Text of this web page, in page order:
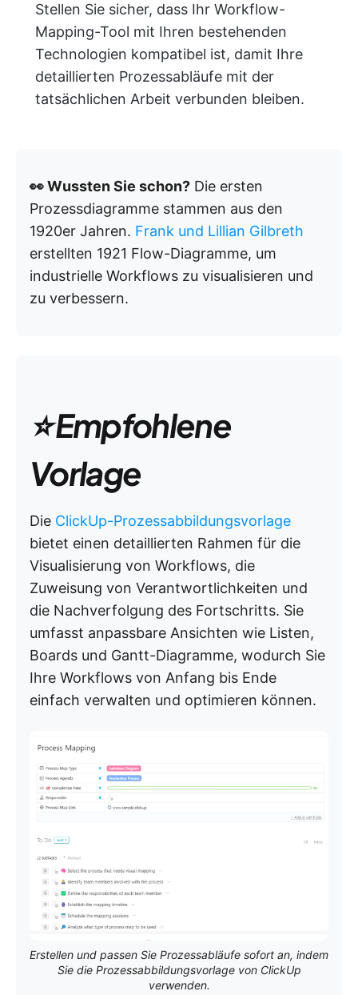
Stellen Sie sicher, dass Ihr Workflow-
Mapping-Tool mit Ihren bestehenden
Technologien kompatibel ist, damit Ihre
detaillierten Prozessabläufe mit der
tatsächlichen Arbeit verbunden bleiben.
👀 Wussten Sie schon? Die ersten
Prozessdiagramme stammen aus den
1920er Jahren. Frank und Lillian Gilbreth
erstellten 1921 Flow-Diagramme, um
industrielle Workflows zu visualisieren und
zu verbessern.
⭐ Empfohlene
Vorlage
Die ClickUp-Prozessabbildungsvorlage
bietet einen detaillierten Rahmen für die
Visualisierung von Workflows, die
Zuweisung von Verantwortlichkeiten und
die Nachverfolgung des Fortschritts. Sie
umfasst anpassbare Ansichten wie Listen,
Boards und Gantt-Diagramme, wodurch Sie
Ihre Workflows von Anfang bis Ende
einfach verwalten und optimieren können.
Erstellen und passen Sie Prozessabläufe sofort an, indem
Sie die Prozessabbildungsvorlage von ClickUp
verwenden.